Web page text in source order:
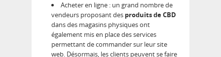
Acheter en ligne : un grand nombre de
vendeurs proposant des produits de CBD
dans des magasins physiques ont
également mis en place des services
permettant de commander sur leur site
web. Désormais, les clients peuvent se faire